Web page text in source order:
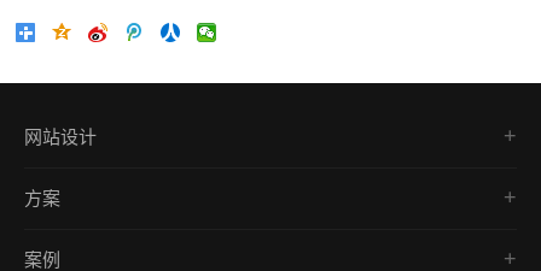
网站设计
网上商城建设
方案
案例